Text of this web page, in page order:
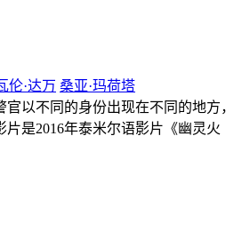
伦·达万 桑亚·玛荷塔
不同的身份出现在不同的地方，
片是2016年泰米尔语影片《幽灵火